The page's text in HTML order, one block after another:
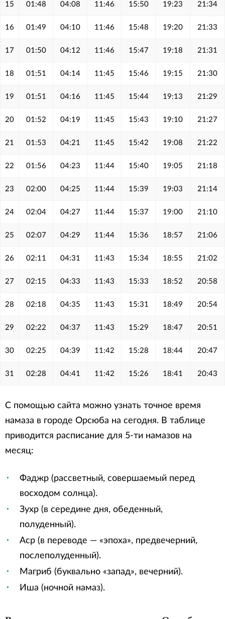
15 01:48 04:08 11:46 15:50 19:23 21:34
16 01:49 04:10 11:46 15:48 19:20 21:33
17 01:50 04:12 11:46 15:47 19:18 21:31
18 01:51 04:14 11:45 15:46 19:15 21:30
19 01:51 04:16 11:45 15:44 19:13 21:29
20 01:52 04:19 11:45 15:43 19:10 21:27
21 01:53 04:21 11:45 15:42 19:08 21:22
22 01:56 04:23 11:44 15:40 19:05 21:18
23 02:00 04:25 11:44 15:39 19:03 21:14
24 02:04 04:27 11:44 15:37 19:00 21:10
25 02:07 04:29 11:44 15:36 18:57 21:06
26 02:11 04:31 11:43 15:34 18:55 21:02
27 02:15 04:33 11:43 15:33 18:52 20:58
28 02:18 04:35 11:43 15:31 18:49 20:54
29 02:22 04:37 11:43 15:29 18:47 20:51
30 02:25 04:39 11:42 15:28 18:44 20:47
31 02:28 04:41 11:42 15:26 18:41 20:43
С помощью сайта можно узнать точное время
намаза в городе Орсюба на сегодня. В таблице
приводится расписание для 5-ти намазов на
месяц:
Фаджр (рассветный, совершаемый перед
восходом солнца).
Зухр (в середине дня, обеденный,
полуденный).
Аср (в переводе — «эпоха», предвечерний,
послеполуденный).
Магриб (буквально «запад», вечерний).
Иша (ночной намаз).